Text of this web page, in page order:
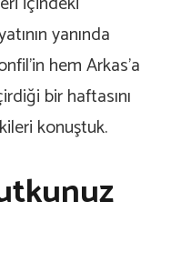
yanında
hem Arkas’a
bir haftasını
konuştuk.